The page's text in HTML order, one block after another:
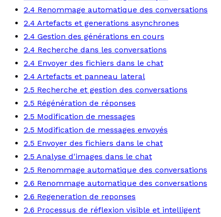
2.4 Renommage automatique des conversations
2.4 Artefacts et generations asynchrones
2.4 Gestion des générations en cours
2.4 Recherche dans les conversations
2.4 Envoyer des fichiers dans le chat
2.4 Artefacts et panneau lateral
2.5 Recherche et gestion des conversations
2.5 Régénération de réponses
2.5 Modification de messages
2.5 Modification de messages envoyés
2.5 Envoyer des fichiers dans le chat
2.5 Analyse d'images dans le chat
2.5 Renommage automatique des conversations
2.6 Renommage automatique des conversations
2.6 Regeneration de reponses
2.6 Processus de réflexion visible et intelligent